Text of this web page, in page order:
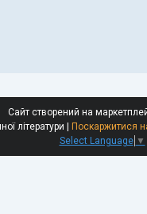
Сайт створений на
Polyglot - Магазин іноземної літератури | Поскаржитися
Select Language ▼